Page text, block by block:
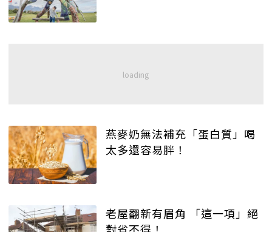
燕麥奶無法補充「蛋白質」喝
太多還容易胖！
老屋翻新有眉角 「這一項」絕